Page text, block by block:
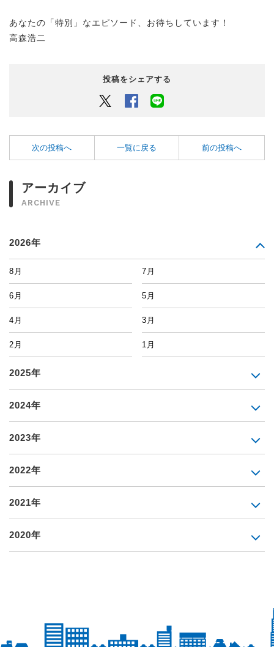
あなたの「特別」なエピソード、お待ちしています！
高森浩二
投稿をシェアする
Twitter Facebook
次の投稿へ 一覧に戻る 前の投稿へ
アーカイブ
ARCHIVE
2026年
8月 7月
6月 5月
4月 3月
2月 1月
2025年
2024年
2023年
2022年
2021年
2020年